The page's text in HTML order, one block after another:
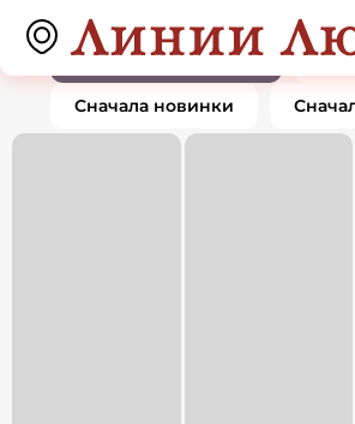
Крестики0 товаров
По популярности
Сначала новинки